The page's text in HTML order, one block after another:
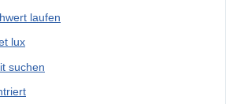
laufen
lux
suchen